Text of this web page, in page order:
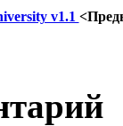
v1.1